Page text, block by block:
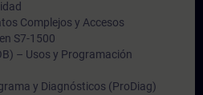
Complejos y Accesos
S7-1500
– Usos y Programación
y Diagnósticos (ProDiag)